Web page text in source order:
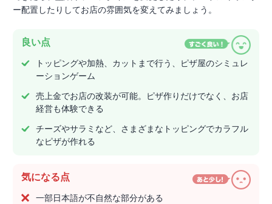
ー配置したりしてお店の雰囲気を変えてみましょう。
良い点
トッピングや加熱、カットまで行う、ピザ屋のシミュレ
ーションゲーム
売上金でお店の改装が可能。ピザ作りだけでなく、お店
経営も体験できる
チーズやサラミなど、さまざまなトッピングでカラフル
なピザが作れる
気になる点
一部日本語が不自然な部分がある